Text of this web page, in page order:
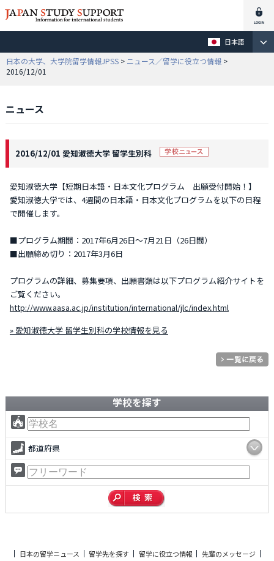
日本語
日本の大学、大学院留学情報JPSS > ニュース／留学に役立つ情報 >
2016/12/01
ニュース
2016/12/01 愛知淑徳大学 留学生別科
愛知淑徳大学【短期日本語・日本文化プログラム 出願受付開始！】
愛知淑徳大学では、4週間の日本語・日本文化プログラムを以下の日程
で開催します。
■プログラム期間：2017年6月26日～7月21日（26日間）
■出願締め切り：2017年3月6日
プログラムの詳細、募集要項、出願書類は以下プログラム紹介サイトを
ご覧ください。
http://www.aasa.ac.jp/institution/international/jlc/index.html
» 愛知淑徳大学 留学生別科の学校情報を見る
学校を探す
都道府県
日本の留学ニュース 留学先を探す 留学に役立つ情報
先輩のメッセージ